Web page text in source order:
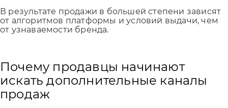
В результате продажи в большей степени зависят
от алгоритмов платформы и условий выдачи, чем
от узнаваемости бренда.
Почему продавцы начинают
искать дополнительные каналы
продаж